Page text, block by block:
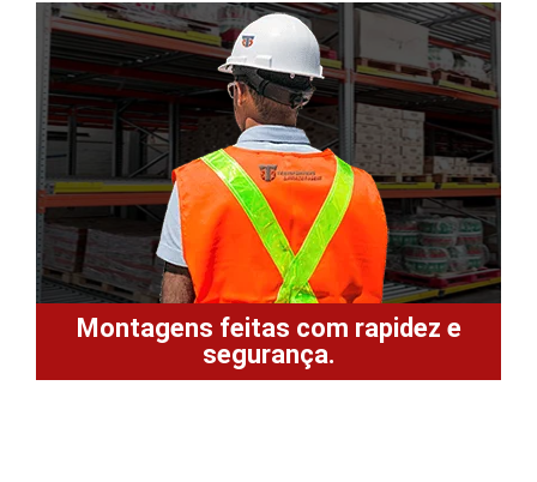
Montagens feitas com rapidez e
segurança.